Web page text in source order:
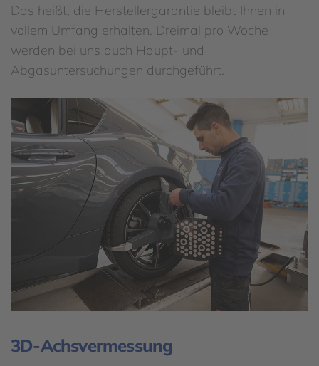
Das heißt, die Herstellergarantie bleibt Ihnen in
vollem Umfang erhalten. Dreimal pro Woche
werden bei uns auch Haupt- und
Abgasuntersuchungen durchgeführt.
3D-Achsvermessung